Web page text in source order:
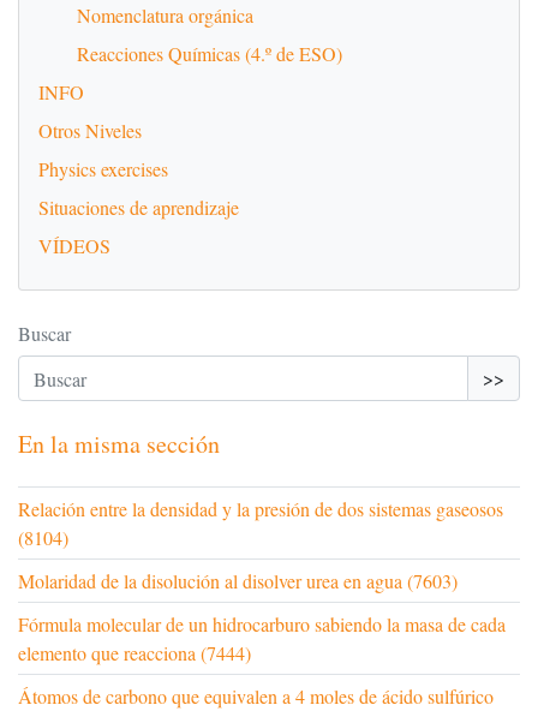
Nomenclatura orgánica
Reacciones Químicas (4.º de ESO)
INFO
Otros Niveles
Physics exercises
Situaciones de aprendizaje
VÍDEOS
Buscar
>>
En la misma sección
Relación entre la densidad y la presión de dos sistemas gaseosos
(8104)
Molaridad de la disolución al disolver urea en agua (7603)
Fórmula molecular de un hidrocarburo sabiendo la masa de cada
elemento que reacciona (7444)
Átomos de carbono que equivalen a 4 moles de ácido sulfúrico